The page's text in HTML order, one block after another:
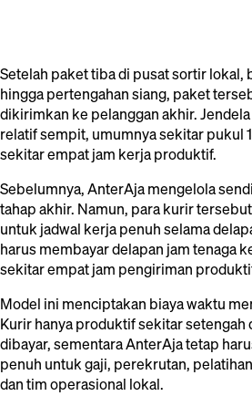
Setelah paket tiba di pusat sortir lokal,
hingga pertengahan siang, paket
dikirimkan ke pelanggan akhir.
relatif sempit, umumnya sekitar pukul
sekitar empat jam kerja produktif.
Sebelumnya, AnterAja mengelola
tahap akhir. Namun, para kurir
untuk jadwal kerja penuh selama
harus membayar delapan jam tenaga
sekitar empat jam pengiriman
Model ini menciptakan biaya waktu
Kurir hanya produktif sekitar setengah
dibayar, sementara AnterAja tetap
penuh untuk gaji, perekrutan,
dan tim operasional lokal.